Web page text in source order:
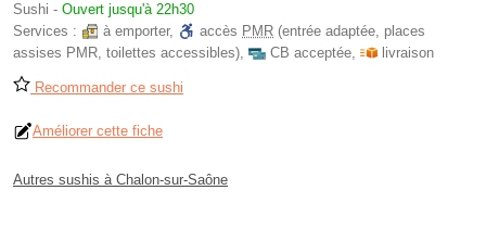
Sushi - Ouvert jusqu'à 22h30
Services :
à emporter, accès PMR (entrée adaptée, places
assises PMR, toilettes accessibles), CB acceptée, livraison
Recommander ce sushi
Améliorer cette fiche
Autres sushis à Chalon-sur-Saône